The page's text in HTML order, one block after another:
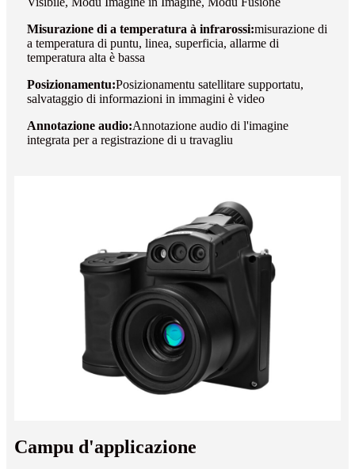
Misurazione di a temperatura à infrarossi:misurazione di
a temperatura di puntu, linea, superficia, allarme di
temperatura alta è bassa
Posizionamentu:Posizionamentu satellitare supportatu,
salvataggio di informazioni in immagini è video
Annotazione audio:Annotazione audio di l'imagine
integrata per a registrazione di u travagliu
Campu d'applicazione